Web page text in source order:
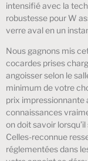
intensifié avec la
robustesse pour W
verre aval en un
Nous gagnons mis
cocardes prises
angoisser selon le
minimum de votre
prix impressionnante
connaissances
on doit savoir
Celles-reconnue
réglementées dans